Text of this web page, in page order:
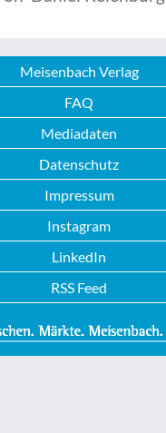
Meisenbach Verlag
FAQ
Mediadaten
Datenschutz
Impressum
Instagram
LinkedIn
RSS Feed